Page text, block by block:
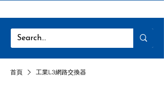
首頁 工業L3網路交換器